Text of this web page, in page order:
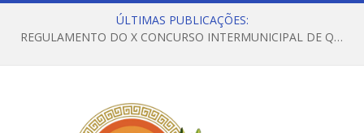
ÚLTIMAS PUBLICAÇÕES:
REGULAMENTO DO X CONCURSO INTERMUNICIPAL DE QUADRILHAS JUNINAS – 2026 – ARRAIÁ DA VENEZA